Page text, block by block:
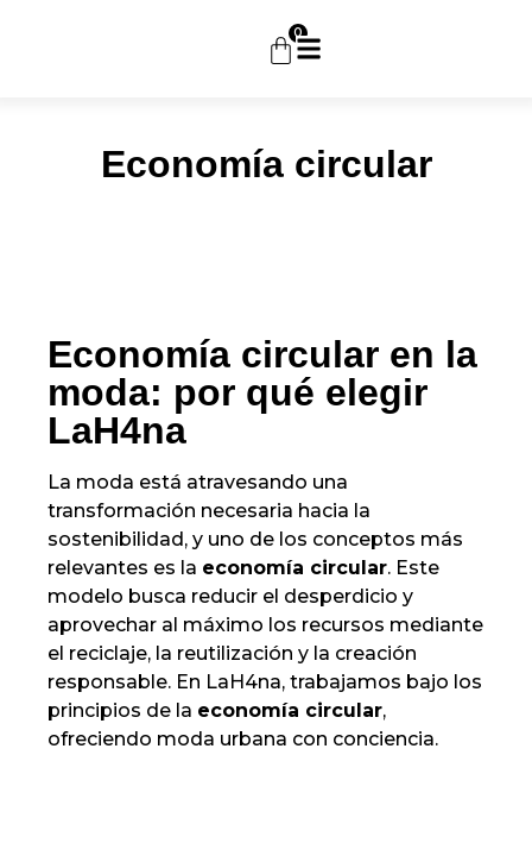
0
Economía circular
Economía circular en la
moda: por qué elegir
LaH4na
La moda está atravesando una
transformación necesaria hacia la
sostenibilidad, y uno de los conceptos más
relevantes es la economía circular. Este
modelo busca reducir el desperdicio y
aprovechar al máximo los recursos mediante
el reciclaje, la reutilización y la creación
responsable. En LaH4na, trabajamos bajo los
principios de la economía circular,
ofreciendo moda urbana con conciencia.